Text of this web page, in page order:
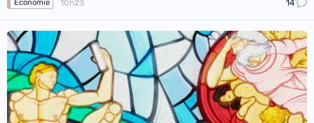
Économie 10h23 14